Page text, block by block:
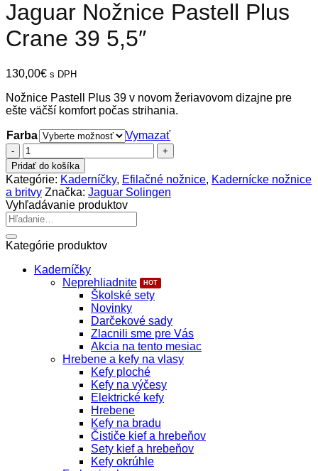
Jaguar Nožnice Pastell Plus
Crane 39 5,5″
130,00€ s DPH
Nožnice Pastell Plus 39 v novom žeriavovom dizajne pre
ešte väčší komfort počas strihania.
Farba
Vymazať
množstvo
Jaguar
Nožnice
Pastell
Plus
Crane
39
5,5"
Pridať do košíka
Kategórie: Kaderníčky, Efilačné nožnice, Kadernícke nožnice
a britvy Značka: Jaguar Solingen
Vyhľadávanie produktov
Hľadať:
Kategórie produktov
Kaderníčky
Neprehliadnite
Školské sety
Novinky
Darčekové sady
Zlacnili sme pre Vás
Akcia na tento mesiac
Hrebene a kefy na vlasy
Kefy ploché
Kefy na výčesy
Elektrické kefy
Hrebene
Kefy na bradu
Čističe kief a hrebeňov
Sety kief a hrebeňov
Kefy okrúhle